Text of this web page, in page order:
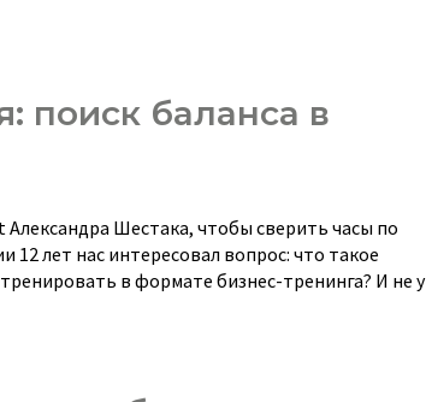
поиск баланса в
Шестака, чтобы сверить часы по
лет нас интересовал вопрос: что такое
в формате бизнес-тренинга? И не у